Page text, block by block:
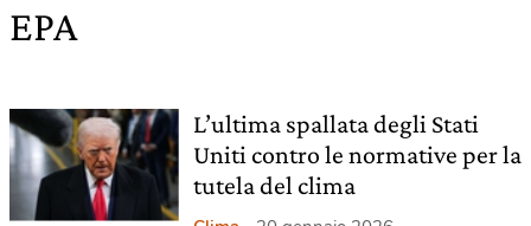
EPA
L’ultima spallata degli Stati
Uniti contro le normative per la
tutela del clima